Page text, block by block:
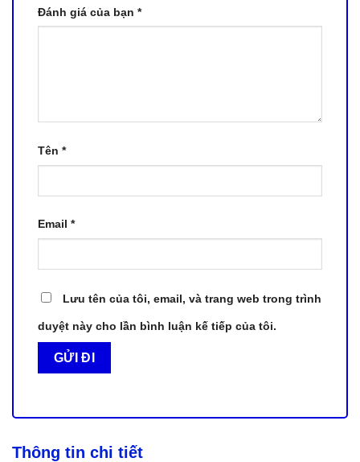
Đánh giá của bạn *
Tên *
Email *
Lưu tên của tôi, email, và trang web trong trình
duyệt này cho lần bình luận kế tiếp của tôi.
Thông tin chi tiết